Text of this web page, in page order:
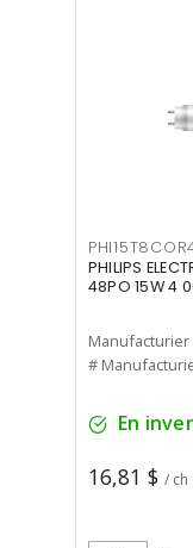
PHILIPS
48PO 15W 4
Manufacturier
#
En
16,81 $ / ch